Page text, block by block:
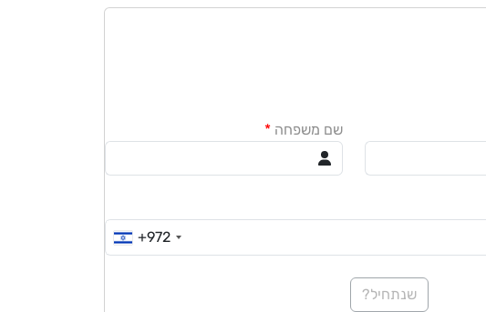
שם משפחה *
+972
שנתחיל?